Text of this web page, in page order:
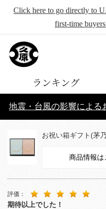
Click here to go directly to
first-time
ランキング
地震・台風の影響による
お祝い箱ギフト(茅
商品情報は
評価：
期待以上でした！